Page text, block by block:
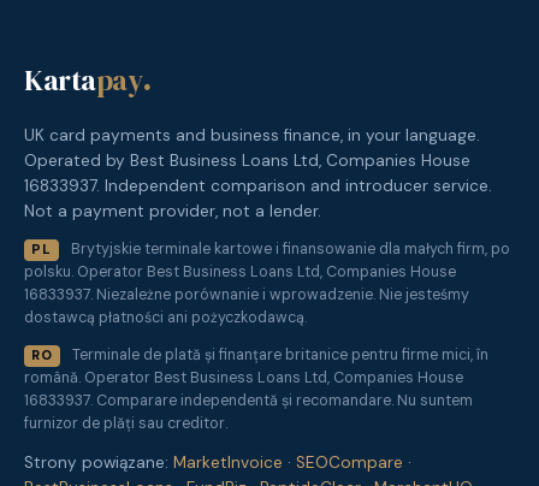
Kartapay.
UK card payments and business finance, in your language.
Operated by Best Business Loans Ltd, Companies House
16833937. Independent comparison and introducer service.
Not a payment provider, not a lender.
PL
Brytyjskie terminale kartowe i finansowanie dla małych firm, po
polsku. Operator Best Business Loans Ltd, Companies House
16833937. Niezależne porównanie i wprowadzenie. Nie jesteśmy
dostawcą płatności ani pożyczkodawcą.
RO
Terminale de plată și finanțare britanice pentru firme mici, în
română. Operator Best Business Loans Ltd, Companies House
16833937. Comparare independentă și recomandare. Nu suntem
furnizor de plăți sau creditor.
Strony powiązane: MarketInvoice · SEOCompare ·